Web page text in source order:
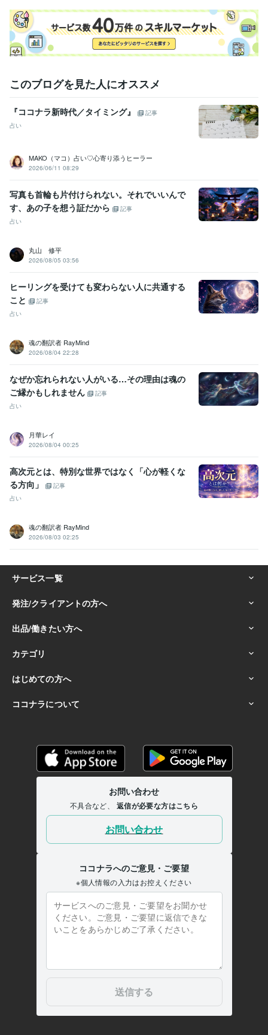
おかげさまで本年３月で5周年目をむかえました★彡
皆様に感謝です(ㅅ´꒳` )
経験職種
営業 / 営業事務・アシスタント 経験年数 : 7年
受賞歴
双子ちゃんを出産したで賞 東日本大震災で被災に合ったで賞 ココナ
ラ　シルバーランク ココナラ　ブロンズランク
ココナラ  シルバー
ランク帰って来ました(^-^)
ココナラ  ブロンズランクになりました
資格・検定
メンタル心理カウンセラー
上級心理カウンセラー 取得年 : 2021年
タロットリーディングマスター 取得年 : 2022年
その他ツール
実母の鬱病、パニック障害に寄添う:10年
オラクルカード・タロットカード【２０２２．8月】:3年
エネルギーワーク【２０２３．５月開始】:2年
得意分野
悩み相談・カウンセリング 愚痴やお悩み、お話し相手 メンタル、鬱
不登校・子育てのお悩み相談
占い タロット・オラクルカード占い
ド
オラクルカード 恋愛占い 悩み占い ヒーリング
アチューンメント
インナーチャイルド
このブログを見た人にオススメ
『ココナラ新時代／タイミング』
記事
占い
MAKO（マコ）占い♡心寄り添うヒーラー
2026/06/11 08:29
写真も首輪も片付けられない。それでいいんで
す、あの子を想う証だから
記事
占い
丸山 修平
2026/08/05 03:56
ヒーリングを受けても変わらない人に共通する
こと
記事
占い
魂の翻訳者 RayMind
2026/08/04 22:28
なぜか忘れられない人がいる…その理由は魂の
ご縁かもしれません
記事
占い
月華レイ
2026/08/04 00:25
高次元とは、特別な世界ではなく「心が軽くな
る方向」
記事
占い
魂の翻訳者 RayMind
2026/08/03 02:25